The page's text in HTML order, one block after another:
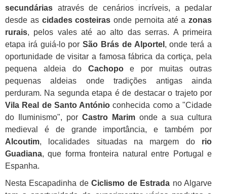
secundárias através de cenários incríveis, a pedalar
desde as cidades costeiras onde pernoita até a zonas
rurais, pelos vales até ao alto das serras. A primeira
etapa irá guiá-lo porSão Brás de Alportel , onde terá a
oportunidade de visitar a famosa fábrica da cortiça, pela
pequena aldeia do Cachopoe por muitas outras
pequenas aldeias onde tradições antigas ainda
perduram. Na segunda etapa é de destacar o trajeto por
Vila Real de Santo António conhecida como a "Cidade
do Iluminismo", por Castro Marim onde a sua cultura
medieval é de grande importância, e também por
Alcoutim, localidades situadas na margem do rio
Guadiana, que forma fronteira natural entre Portugal e
Espanha.
Nesta Escapadinha deCiclismo de Estrada no Algarve